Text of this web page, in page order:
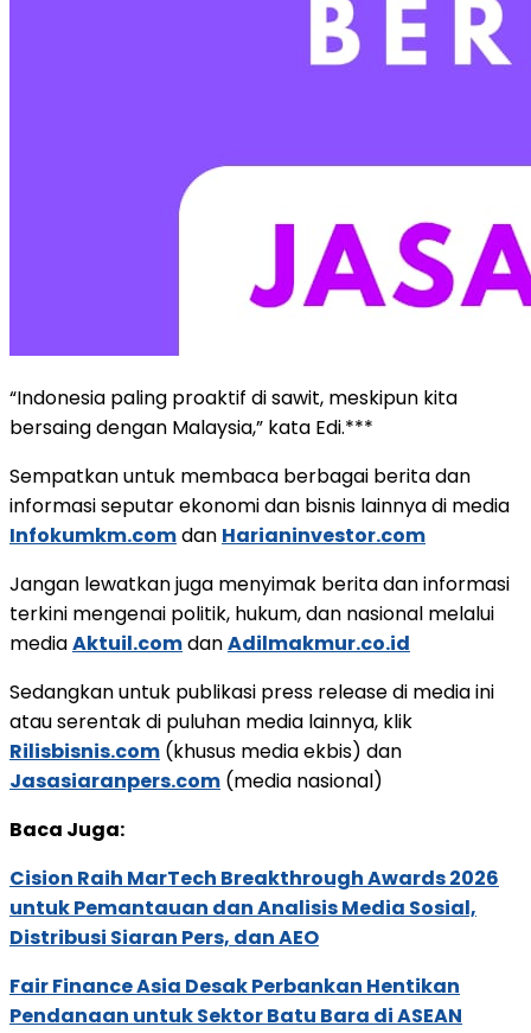
“Indonesia paling proaktif di sawit, meskipun kita
bersaing dengan Malaysia,” kata Edi.***
Sempatkan untuk membaca berbagai berita dan
informasi seputar ekonomi dan bisnis lainnya di media
Infokumkm.comdan Harianinvestor.com
Jangan lewatkan juga menyimak berita dan informasi
terkini mengenai politik, hukum, dan nasional melalui
mediaAktuil.comdanAdilmakmur.co.id
Sedangkan untuk publikasi press release di media ini
atau serentak di puluhan media lainnya, klik
Rilisbisnis.com (khusus media ekbis) dan
Jasasiaranpers.com (media nasional)
Baca Juga:
Cision Raih MarTech Breakthrough Awards 2026
untuk Pemantauan dan Analisis Media Sosial,
Distribusi Siaran Pers, dan AEO
Fair Finance Asia Desak Perbankan Hentikan
Pendanaan untuk Sektor Batu Bara di ASEAN